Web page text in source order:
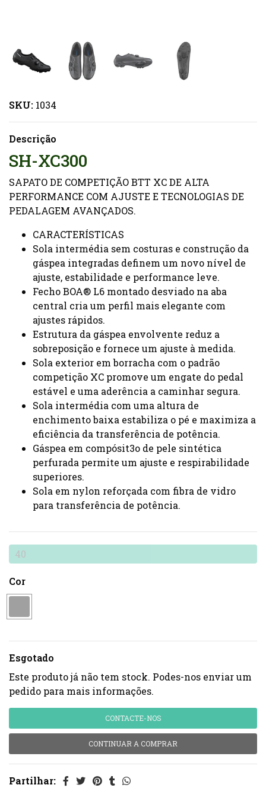
SKU: 1034
Descrição
SH-XC300
SAPATO DE COMPETIÇÃO BTT XC DE ALTA
PERFORMANCE COM AJUSTE E TECNOLOGIAS DE
PEDALAGEM AVANÇADOS.
CARACTERÍSTICAS
Sola intermédia sem costuras e construção da
gáspea integradas definem um novo nível de
ajuste, estabilidade e performance leve.
Fecho BOA® L6 montado desviado na aba
central cria um perfil mais elegante com
ajustes rápidos.
Estrutura da gáspea envolvente reduz a
sobreposição e fornece um ajuste à medida.
Sola exterior em borracha com o padrão
competição XC promove um engate do pedal
estável e uma aderência a caminhar segura.
Sola intermédia com uma altura de
enchimento baixa estabiliza o pé e maximiza a
eficiência da transferência de potência.
Gáspea em compósit3o de pele sintética
perfurada permite um ajuste e respirabilidade
superiores.
Sola em nylon reforçada com fibra de vidro
para transferência de potência.
40
Cor
Esgotado
Este produto já não tem stock. Podes-nos enviar um
pedido para mais informações.
CONTACTE-NOS
CONTINUAR A COMPRAR
Partilhar: